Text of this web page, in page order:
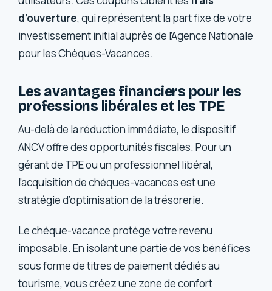
d’ouverture, qui représentent la part fixe de votre
investissement initial auprès de l’Agence Nationale
pour les Chèques-Vacances.
Les avantages financiers pour les
professions libérales et les TPE
Au-delà de la réduction immédiate, le dispositif
ANCV offre des opportunités fiscales. Pour un
gérant de TPE ou un professionnel libéral,
l’acquisition de chèques-vacances est une
stratégie d’optimisation de la trésorerie.
Le chèque-vacance protège votre revenu
imposable. En isolant une partie de vos bénéfices
sous forme de titres de paiement dédiés au
tourisme, vous créez une zone de confort